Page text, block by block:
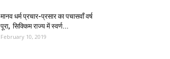
मानव धर्म प्रचार-प्रसार का पचासवाँ वर्ष
पूरा, सिक्किम राज्य में स्वर्ण...
February 10, 2019